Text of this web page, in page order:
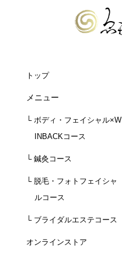
トップ
メニュー
└ ボディ・フェイシャル×W
INBACKコース
└ 鍼灸コース
└ 脱毛・フォトフェイシャ
ルコース
└ ブライダルエステコース
オンラインストア